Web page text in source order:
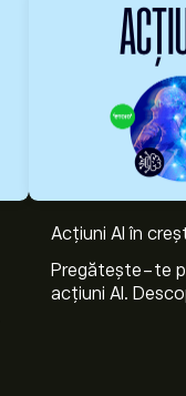
Acțiuni AI în
Pregătește-te
acțiuni AI.